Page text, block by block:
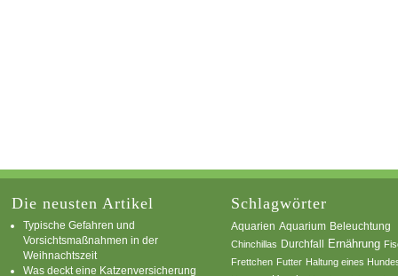
Die neusten Artikel
Typische Gefahren und
Vorsichtsmaßnahmen in der
Weihnachtszeit
Was deckt eine Katzenversicherung
Schlagwörter
Aquarien Aquarium Beleuchtung
Chinchillas Durchfall Ernährung
Frettchen Futter Haltung eines